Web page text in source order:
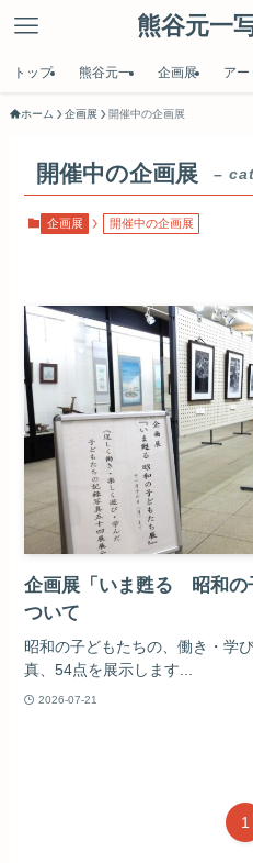
熊谷元一
トップ 熊谷元一 企画展 ア
ホーム 企画展 開催中の企画展
開催中の企画展 –
企画展 開催中の企画展
企画展「いま甦る 昭和の
ついて
昭和の子どもたちの、働き・学
真、54点を展示します...
2026-07-21
1